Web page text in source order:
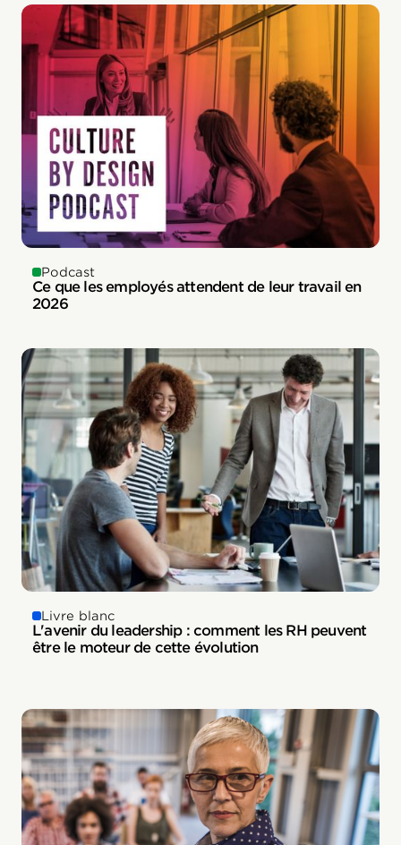
Podcast
Ce que les employés attendent de leur travail en
2026
Livre blanc
L'avenir du leadership : comment les RH peuvent
être le moteur de cette évolution